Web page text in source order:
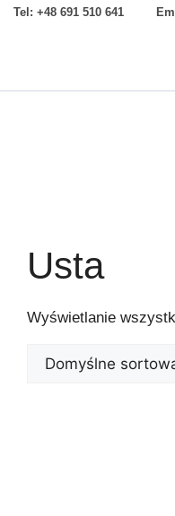
Tel: +48 691 510 641
Usta
Wyświetlanie